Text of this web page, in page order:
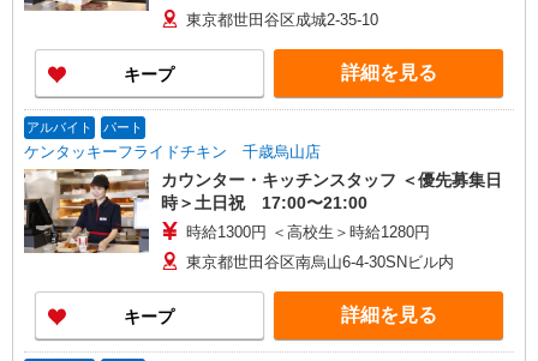
東京都世田谷区成城2-35-10
キープ 詳細を見る
アルバイト パート
ケンタッキーフライドチキン 千歳烏山店
カウンター・キッチンスタッフ ＜優先募集日
時＞土日祝 17:00〜21:00
時給1300円 ＜高校生＞時給1280円
東京都世田谷区南烏山6-4-30SNビル内
キープ 詳細を見る